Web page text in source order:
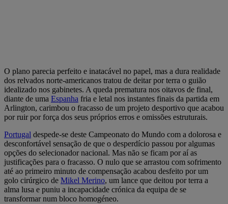
O plano parecia perfeito e inatacável no papel, mas a dura realidade
dos relvados norte-americanos tratou de deitar por terra o guião
idealizado nos gabinetes. A queda prematura nos oitavos de final,
diante de uma Espanha fria e letal nos instantes finais da partida em
Arlington, carimbou o fracasso de um projeto desportivo que acabou
por ruir por força dos seus próprios erros e omissões estruturais.
Portugal despede-se deste Campeonato do Mundo com a dolorosa e
desconfortável sensação de que o desperdício passou por algumas
opções do selecionador nacional. Mas não se ficam por aí as
justificações para o fracasso. O nulo que se arrastou com sofrimento
até ao primeiro minuto de compensação acabou desfeito por um
golo cirúrgico de Mikel Merino, um lance que deitou por terra a
alma lusa e puniu a incapacidade crónica da equipa de se
transformar num bloco homogéneo.